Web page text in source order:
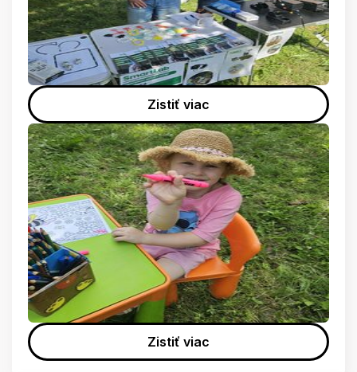
Zistiť viac
Zistiť viac